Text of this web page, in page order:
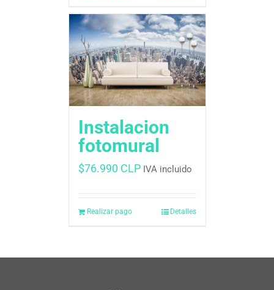
Instalacion
fotomural
$76.990 CLP IVA incluido
Realizar pago Detalles